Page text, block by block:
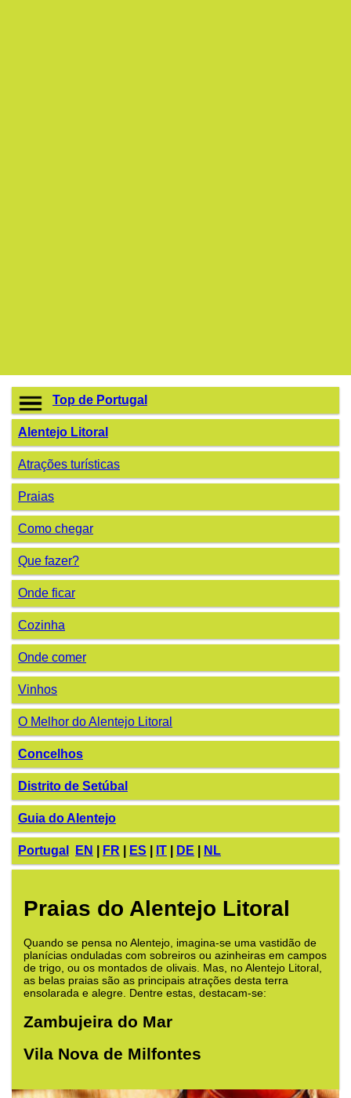
Top de Portugal
Alentejo Litoral
Atrações turísticas
Praias
Como chegar
Que fazer?
Onde ficar
Cozinha
Onde comer
Vinhos
O Melhor do Alentejo Litoral
Concelhos
Distrito de Setúbal
Guia do Alentejo
Portugal EN FR ES IT DE NL
Praias do Alentejo Litoral
Quando se pensa no Alentejo, imagina-se uma vastidão de
planícias onduladas com sobreiros ou azinheiras em campos
de trigo, ou os montados de olivais. Mas, no Alentejo Litoral,
as belas praias são as principais atrações desta terra
ensolarada e alegre. Dentre estas, destacam-se:
Zambujeira do Mar
Vila Nova de Milfontes